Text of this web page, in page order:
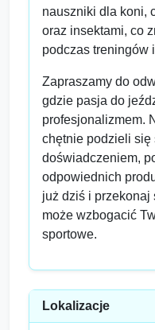
nauszniki dla koni,
oraz insektami, co
podczas treningów
Zapraszamy do
gdzie pasja do
profesjonalizmem.
chętnie podzieli się
doświadczeniem,
odpowiednich
już dziś i przekonaj
może wzbogacić
sportowe.
Lokalizacje